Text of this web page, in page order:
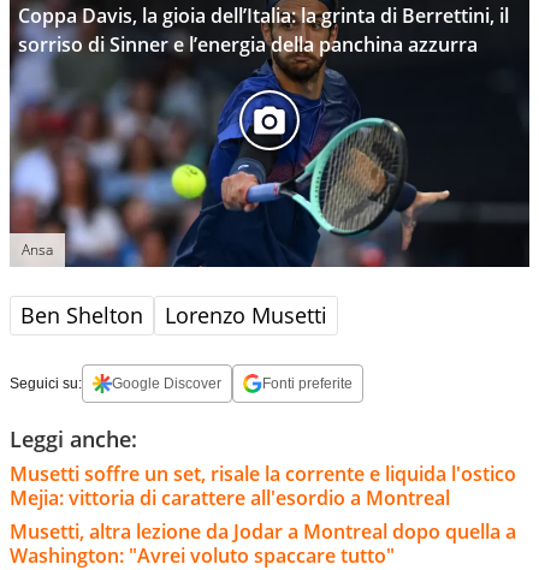
Coppa Davis, la gioia dell’Italia: la grinta di Berrettini, il
sorriso di Sinner e l’energia della panchina azzurra
Ansa
Ben Shelton Lorenzo Musetti
Seguici su: Google Discover Fonti preferite
Leggi anche:
Musetti soffre un set, risale la corrente e liquida l'ostico
Mejia: vittoria di carattere all'esordio a Montreal
Musetti, altra lezione da Jodar a Montreal dopo quella a
Washington: "Avrei voluto spaccare tutto"